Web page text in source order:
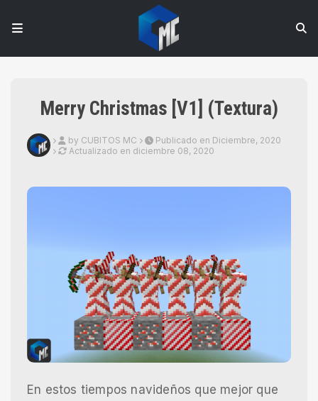
Merry Christmas [V1] (Textura)
by CUBITOS MC
Publicado en Diciembre, 2020
Actualizado en diciembre 08, 2020
En estos tiempos navideños que mejor que